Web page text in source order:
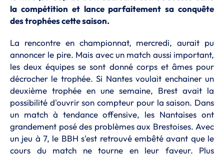
la compétition et lance parfaitement sa conquête
des trophées cette saison.
La rencontre en championnat, mercredi, aurait pu
annoncer le pire. Mais avec un match aussi important,
les deux équipes se sont donné corps et âmes pour
décrocher le trophée. Si Nantes voulait enchainer un
deuxième trophée en une semaine, Brest avait la
possibilité d'ouvrir son compteur pour la saison. Dans
un match à tendance offensive, les Nantaises ont
grandement posé des problèmes aux Brestoises. Avec
un jeu à 7, le BBH s'est retrouvé embêté avant que le
cours du match ne tourne en leur faveur. Plus